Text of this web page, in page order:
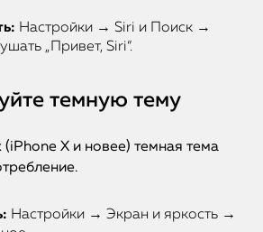
Настройки → Siri и Поиск →
„Привет, Siri“.
темную тему
X и новее) темная тема
Настройки → Экран и яркость →